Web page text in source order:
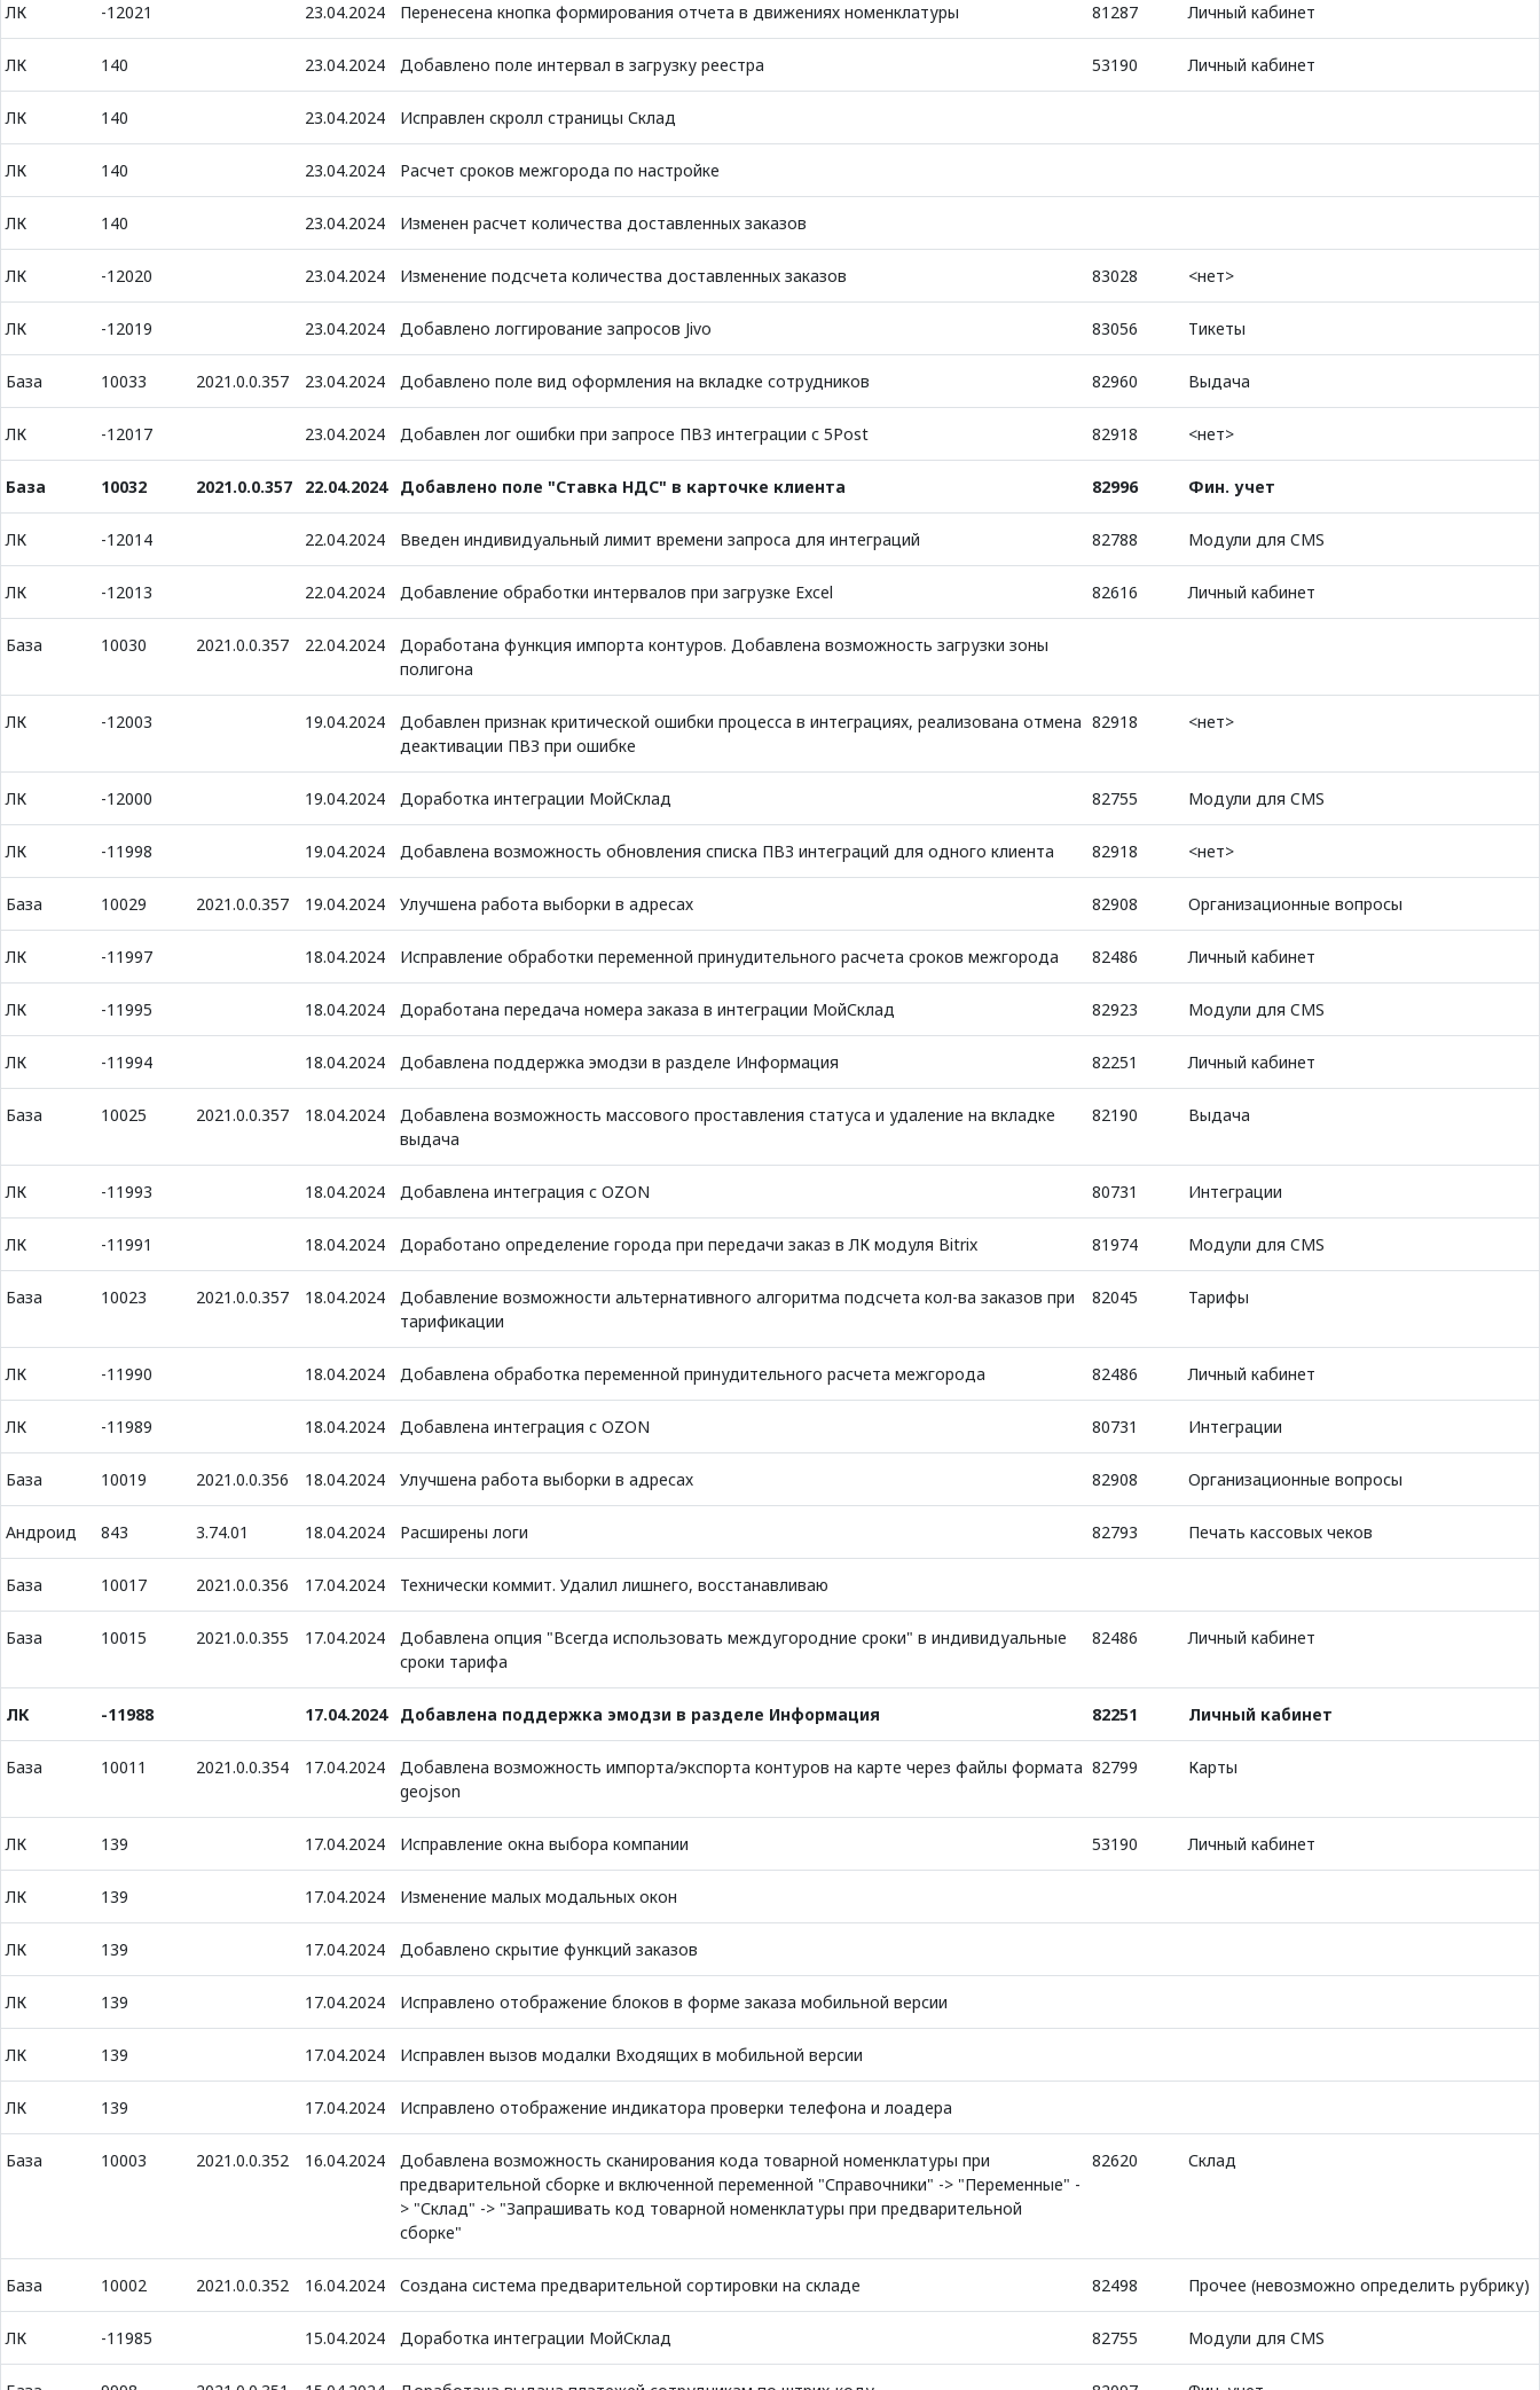
ЛК -12021 23.04.2024 Перенесена кнопка формирования отчета в движениях номенклатуры 81287 Личный кабинет
ЛК 140 23.04.2024 Добавлено поле интервал в загрузку реестра 53190 Личный кабинет
ЛК 140 23.04.2024 Исправлен скролл страницы Склад
ЛК 140 23.04.2024 Расчет сроков межгорода по настройке
ЛК 140 23.04.2024 Изменен расчет количества доставленных заказов
ЛК -12020 23.04.2024 Изменение подсчета количества доставленных заказов 83028 <нет>
ЛК -12019 23.04.2024 Добавлено логгирование запросов Jivo 83056 Тикеты
База 10033 2021.0.0.357 23.04.2024 Добавлено поле вид оформления на вкладке сотрудников 82960 Выдача
ЛК -12017 23.04.2024 Добавлен лог ошибки при запросе ПВЗ интеграции с 5Post 82918 <нет>
База 10032 2021.0.0.357 22.04.2024 Добавлено поле "Ставка НДС" в карточке клиента 82996 Фин. учет
ЛК -12014 22.04.2024 Введен индивидуальный лимит времени запроса для интеграций 82788 Модули для CMS
ЛК -12013 22.04.2024 Добавление обработки интервалов при загрузке Excel 82616 Личный кабинет
База 10030 2021.0.0.357 22.04.2024
Доработана функция импорта контуров. Добавлена возможность загрузки зоны
полигона
ЛК -12003 19.04.2024
Добавлен признак критической ошибки процесса в интеграциях, реализована отмена
деактивации ПВЗ при ошибке
82918 <нет>
ЛК -12000 19.04.2024 Доработка интеграции МойСклад 82755 Модули для CMS
ЛК -11998 19.04.2024 Добавлена возможность обновления списка ПВЗ интеграций для одного клиента 82918 <нет>
База 10029 2021.0.0.357 19.04.2024 Улучшена работа выборки в адресах 82908 Организационные вопросы
ЛК -11997 18.04.2024 Исправление обработки переменной принудительного расчета сроков межгорода 82486 Личный кабинет
ЛК -11995 18.04.2024 Доработана передача номера заказа в интеграции МойСклад 82923 Модули для CMS
ЛК -11994 18.04.2024 Добавлена поддержка эмодзи в разделе Информация 82251 Личный кабинет
База 10025 2021.0.0.357 18.04.2024
Добавлена возможность массового проставления статуса и удаление на вкладке
выдача
82190 Выдача
ЛК -11993 18.04.2024 Добавлена интеграция с OZON 80731 Интеграции
ЛК -11991 18.04.2024 Доработано определение города при передачи заказ в ЛК модуля Bitrix 81974 Модули для CMS
База 10023 2021.0.0.357 18.04.2024
Добавление возможности альтернативного алгоритма подсчета кол-ва заказов при
тарификации
82045 Тарифы
ЛК -11990 18.04.2024 Добавлена обработка переменной принудительного расчета межгорода 82486 Личный кабинет
ЛК -11989 18.04.2024 Добавлена интеграция с OZON 80731 Интеграции
База 10019 2021.0.0.356 18.04.2024 Улучшена работа выборки в адресах 82908 Организационные вопросы
Андроид 843 3.74.01 18.04.2024 Расширены логи 82793 Печать кассовых чеков
База 10017 2021.0.0.356 17.04.2024 Технически коммит. Удалил лишнего, восстанавливаю
База 10015 2021.0.0.355 17.04.2024
Добавлена опция "Всегда использовать междугородние сроки" в индивидуальные
сроки тарифа
82486 Личный кабинет
ЛК -11988 17.04.2024 Добавлена поддержка эмодзи в разделе Информация 82251 Личный кабинет
База 10011 2021.0.0.354 17.04.2024
Добавлена возможность импорта/экспорта контуров на карте через файлы формата
geojson
82799 Карты
ЛК 139 17.04.2024 Исправление окна выбора компании 53190 Личный кабинет
ЛК 139 17.04.2024 Изменение малых модальных окон
ЛК 139 17.04.2024 Добавлено скрытие функций заказов
ЛК 139 17.04.2024 Исправлено отображение блоков в форме заказа мобильной версии
ЛК 139 17.04.2024 Исправлен вызов модалки Входящих в мобильной версии
ЛК 139 17.04.2024 Исправлено отображение индикатора проверки телефона и лоадера
База 10003 2021.0.0.352 16.04.2024
Добавлена возможность сканирования кода товарной номенклатуры при
предварительной сборке и включенной переменной "Справочники" -> "Переменные" -
> "Склад" -> "Запрашивать код товарной номенклатуры при предварительной
сборке"
82620 Склад
База 10002 2021.0.0.352 16.04.2024 Создана система предварительной сортировки на складе 82498 Прочее (невозможно определить рубрику)
ЛК -11985 15.04.2024 Доработка интеграции МойСклад 82755 Модули для CMS